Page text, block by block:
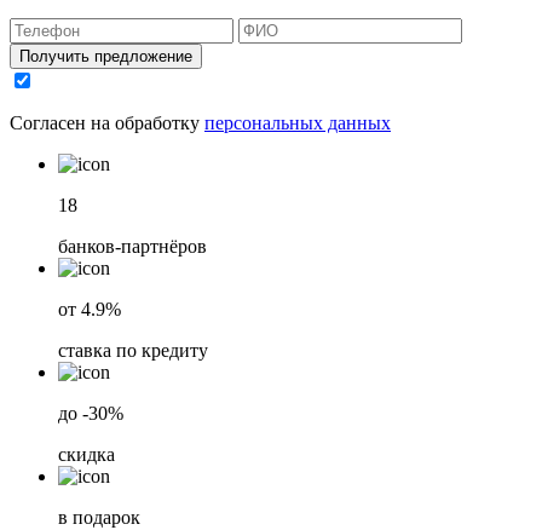
Получить предложение
Согласен на обработку персональных данных
18
банков-партнёров
от 4.9%
ставка по кредиту
до -30%
скидка
в подарок